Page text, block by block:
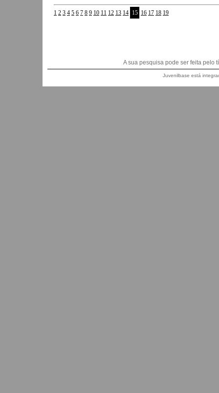
1 2 3 4 5 6 7 8 9 10 11 12 13 14 15 16 17 18 19
A sua pesquisa pode ser feita pelo
Juvenilbase está